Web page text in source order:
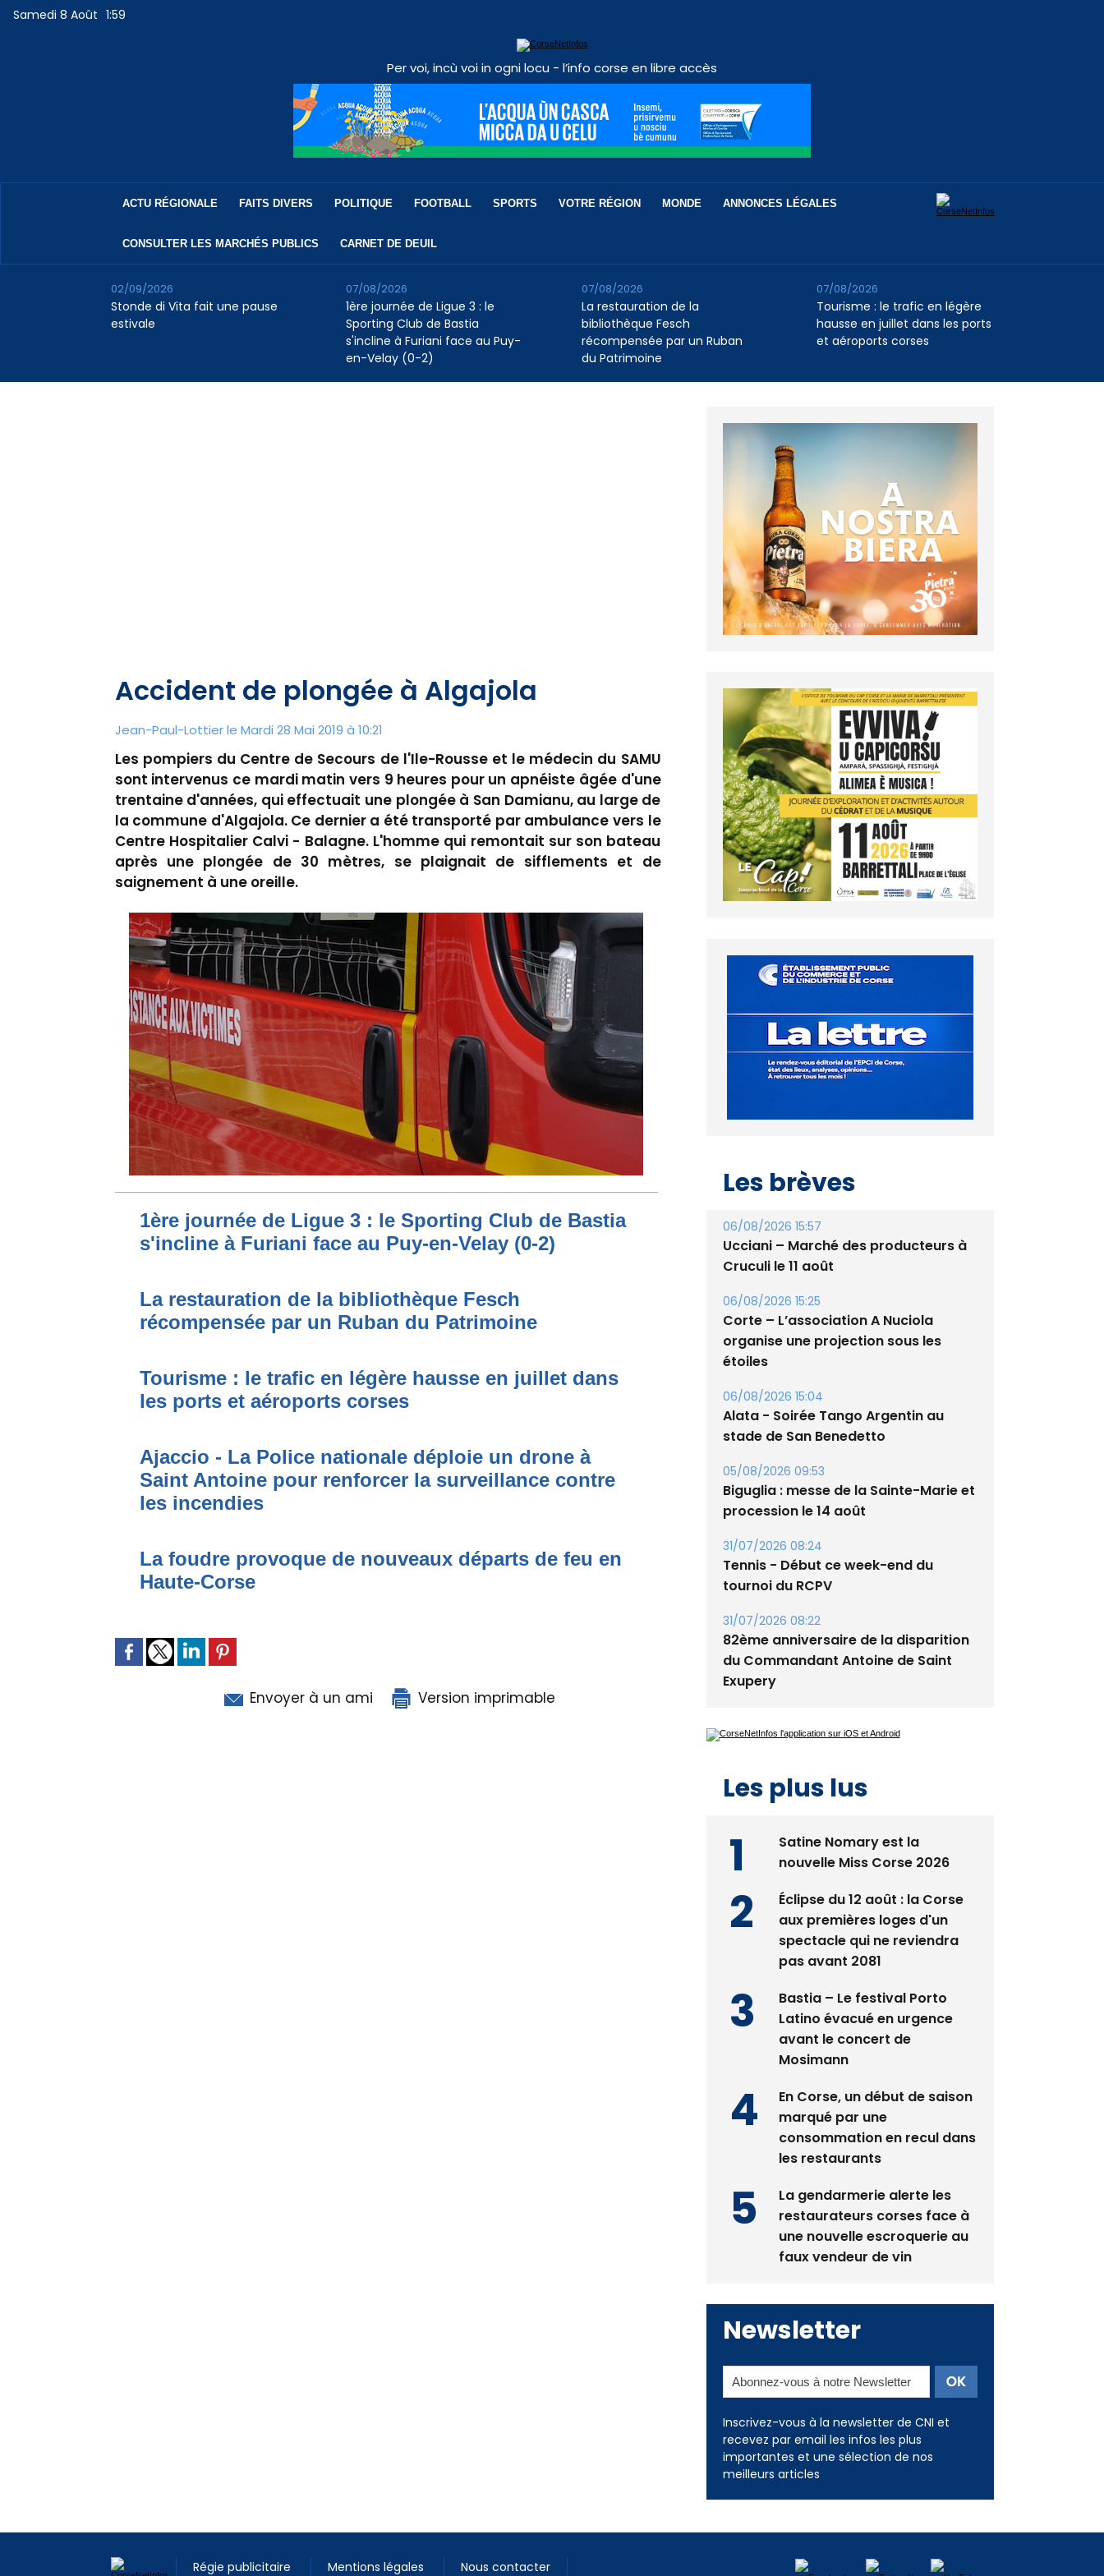
Samedi 8 Août 1:59
Per voi, incù voi in ogni locu - l’info corse en libre accès
ACTU RÉGIONALE FAITS DIVERS POLITIQUE FOOTBALL SPORTS VOTRE RÉGION MONDE ANNONCES LÉGALES
CONSULTER LES MARCHÉS PUBLICS CARNET DE DEUIL
Stonde di Vita fait une pause
estivale
02/09/2026
1ère journée de Ligue 3 : le
Sporting Club de Bastia
s'incline à Furiani face au Puy-
en-Velay (0-2)
07/08/2026
La restauration de la
bibliothèque Fesch
récompensée par un Ruban
du Patrimoine
07/08/2026
Tourisme : le trafic en légère
hausse en juillet dans les ports
et aéroports corses
07/08/2026
Accident de plongée à Algajola
Jean-Paul-Lottier le Mardi 28 Mai 2019 à 10:21
Les pompiers du Centre de Secours de l'Ile-Rousse et le médecin du SAMU
sont intervenus ce mardi matin vers 9 heures pour un apnéiste âgée d'une
trentaine d'années, qui effectuait une plongée à San Damianu, au large de
la commune d'Algajola. Ce dernier a été transporté par ambulance vers le
Centre Hospitalier Calvi - Balagne. L'homme qui remontait sur son bateau
après une plongée de 30 mètres, se plaignait de sifflements et de
saignement à une oreille.
1ère journée de Ligue 3 : le Sporting Club de Bastia
s'incline à Furiani face au Puy-en-Velay (0-2)
La restauration de la bibliothèque Fesch
récompensée par un Ruban du Patrimoine
Tourisme : le trafic en légère hausse en juillet dans
les ports et aéroports corses
Ajaccio - La Police nationale déploie un drone à
Saint Antoine pour renforcer la surveillance contre
les incendies
La foudre provoque de nouveaux départs de feu en
Haute-Corse
Envoyer à un ami Version imprimable
Les brèves
06/08/2026 15:57
Cruculi le 11 août
06/08/2026 15:25
Corte – L’association A Nuciola
étoiles
06/08/2026 15:04
stade de San Benedetto
05/08/2026 09:53
procession le 14 août
31/07/2026 08:24
tournoi du RCPV
31/07/2026 08:22
82ème anniversaire de la disparition
Les plus lus
nouvelle Miss Corse 2026
Éclipse du 12 août : la Corse
aux premières loges d'un
pas avant 2081
Bastia – Le festival Porto
Latino évacué en urgence
Mosimann
En Corse, un début de saison
marqué par une
les restaurants
La gendarmerie alerte les
restaurateurs corses face à
Newsletter
Inscrivez-vous à la newsletter de CNI et
recevez par email les infos les plus
importantes et une sélection de nos